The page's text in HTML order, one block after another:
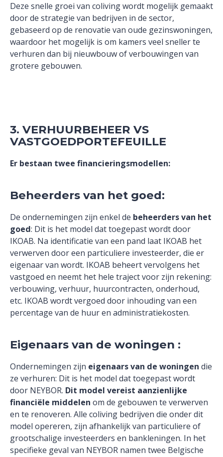
Deze snelle groei van coliving wordt mogelijk gemaakt
door de strategie van bedrijven in de sector,
gebaseerd op de renovatie van oude gezinswoningen,
waardoor het mogelijk is om kamers veel sneller te
verhuren dan bij nieuwbouw of verbouwingen van
grotere gebouwen.
3. VERHUURBEHEER VS
VASTGOEDPORTEFEUILLE
Er bestaan twee financieringsmodellen:
Beheerders van het goed:
De ondernemingen zijn enkel de beheerders van het
goed: Dit is het model dat toegepast wordt door
IKOAB. Na identificatie van een pand laat IKOAB het
verwerven door een particuliere investeerder, die er
eigenaar van wordt. IKOAB beheert vervolgens het
vastgoed en neemt het hele traject voor zijn rekening:
verbouwing, verhuur, huurcontracten, onderhoud,
etc. IKOAB wordt vergoed door inhouding van een
percentage van de huur en administratiekosten.
Eigenaars van de woningen :
Ondernemingen zijn eigenaars van de woningen die
ze verhuren: Dit is het model dat toegepast wordt
door NEYBOR. Dit model vereist aanzienlijke
financiële middelen om de gebouwen te verwerven
en te renoveren. Alle coliving bedrijven die onder dit
model opereren, zijn afhankelijk van particuliere of
grootschalige investeerders en bankleningen. In het
specifieke geval van NEYBOR namen twee Belgische